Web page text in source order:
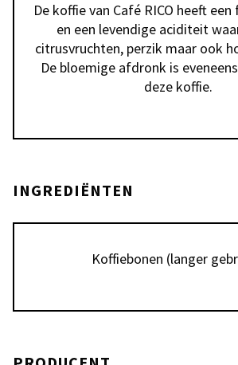
De koffie van Café RICO heeft
en een levendige aciditeit
citrusvruchten, perzik maar ook
De bloemige afdronk is
INGREDIËNTEN